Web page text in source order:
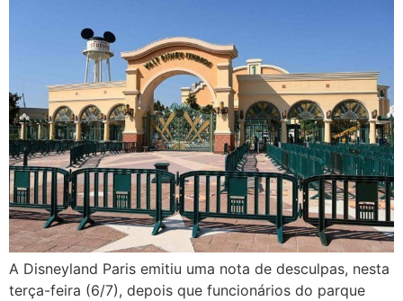
A Disneyland Paris emitiu uma nota de desculpas, nesta
terça-feira (6/7), depois que funcionários do parque